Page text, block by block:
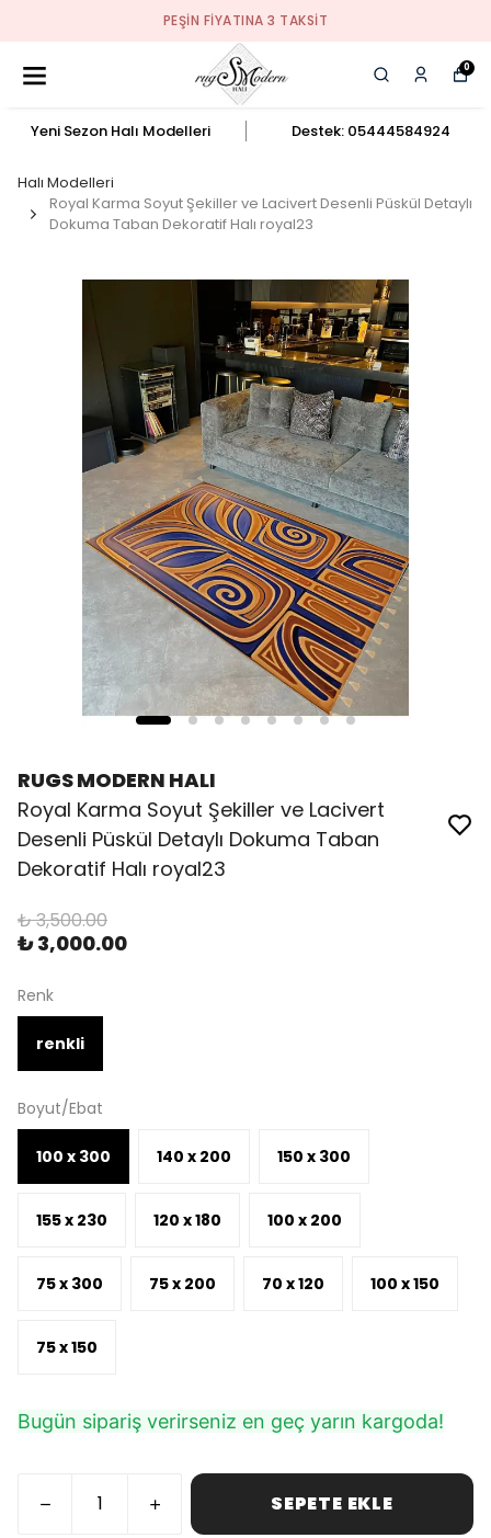
PEŞIN FIYATINA 3 TAKSIT
0
Yeni Sezon Halı Modelleri Destek: 05444584924
Halı Modelleri
Royal Karma Soyut Şekiller ve Lacivert Desenli Püskül Detaylı
Dokuma Taban Dekoratif Halı royal23
RUGS MODERN HALI
Royal Karma Soyut Şekiller ve Lacivert
Desenli Püskül Detaylı Dokuma Taban
Dekoratif Halı royal23
₺ 3,500.00
₺ 3,000.00
Renk
renkli
Boyut/Ebat
100 x 300 140 x 200 150 x 300
155 x 230 120 x 180 100 x 200
75 x 300 75 x 200 70 x 120 100 x 150
75 x 150
Bugün sipariş verirseniz en geç yarın kargoda!
SEPETE EKLE